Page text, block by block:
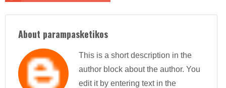
About parampasketikos
This is a short description in the
author block about the author. You
edit it by entering text in the